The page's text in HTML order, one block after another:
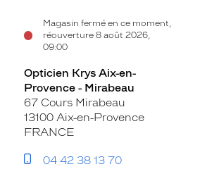
Magasin fermé en ce moment,
réouverture 8 août 2026,
09:00
Opticien Krys Aix-en-
Provence - Mirabeau
67 Cours Mirabeau
13100 Aix-en-Provence
FRANCE
04 42 38 13 70